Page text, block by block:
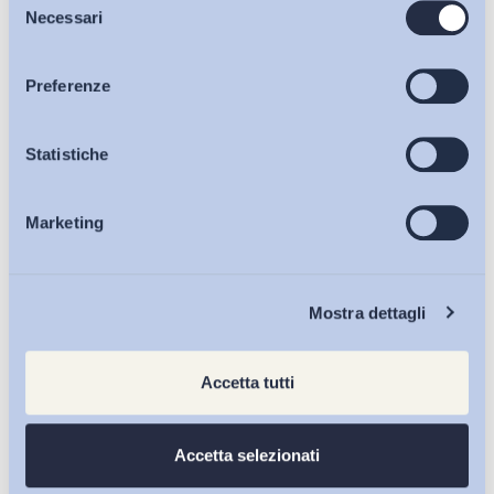
delNecessari
Preferenze
Statistiche
Marketing
Mostra dettagli
Accetta tutti
Accetta selezionati
Bollettini ADAPT
Articoli
Osservatori
Eventi
decreto carente sul...
27 Luglio 2026